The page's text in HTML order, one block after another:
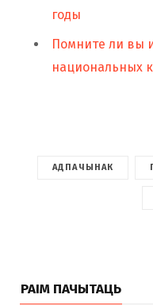
годы
Помните ли вы
национальных
АДПАЧЫНАК
РАІМ ПАЧЫТАЦЬ